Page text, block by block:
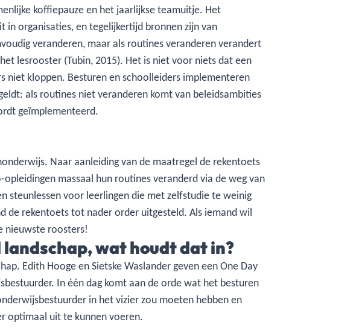
koffiepauze en het jaarlijkse teamuitje. Het
organisaties, en tegelijkertijd bronnen zijn van
veranderen, maar als routines veranderen verandert
lesrooster (Tubin, 2015). Het is niet voor niets dat een
niet kloppen. Besturen en schoolleiders implementeren
als routines niet veranderen komt van beleidsambities
geïmplementeerd.
Naar aanleiding van de maatregel de rekentoets
massaal hun routines veranderd via de weg van
steunlessen voor leerlingen die met zelfstudie te weinig
de rekentoets tot nader order uitgesteld. Als iemand wil
nieuwste roosters!
wat houdt dat in?
Edith Hooge en Sietske Waslander geven een One Day
In één dag komt aan de orde wat het besturen
in het vizier zou moeten hebben en
optimaal uit te kunnen voeren.